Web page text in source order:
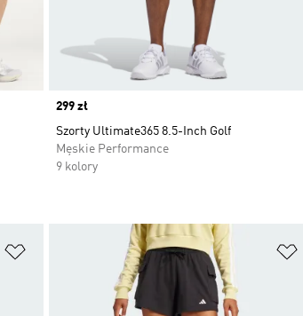
Price
299 zł
Szorty Ultimate365 8.5-Inch Golf
Męskie Performance
9 kolory
Dodaj do listy życzeń